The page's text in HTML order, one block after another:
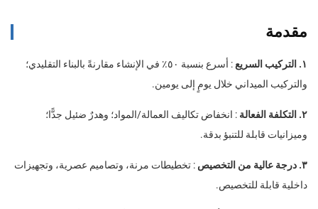
مقدمة
١. التركيب السريع
: أسرع بنسبة ٥٠٪ في الإنشاء مقارنةً بالبناء التقليدي؛
والتركيب الميداني خلال يومٍ إلى يومين.
٢. التكلفة الفعالة
: انخفاض تكاليف العمالة/المواد؛ وهدرٌ ضئيل جدًّا؛
وميزانيات قابلة للتنبؤ بدقة.
٣. درجة عالية من التخصيص
: تخطيطات مرنة، وتصاميم عصرية، وتجهيزات
داخلية قابلة للتخصيص.